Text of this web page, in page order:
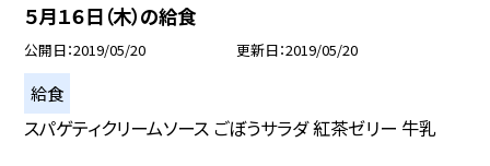
５月１６日（木）の給食
公開日 2019/05/20 更新日 2019/05/20
給食
スパゲティクリームソース ごぼうサラダ 紅茶ゼリー 牛乳